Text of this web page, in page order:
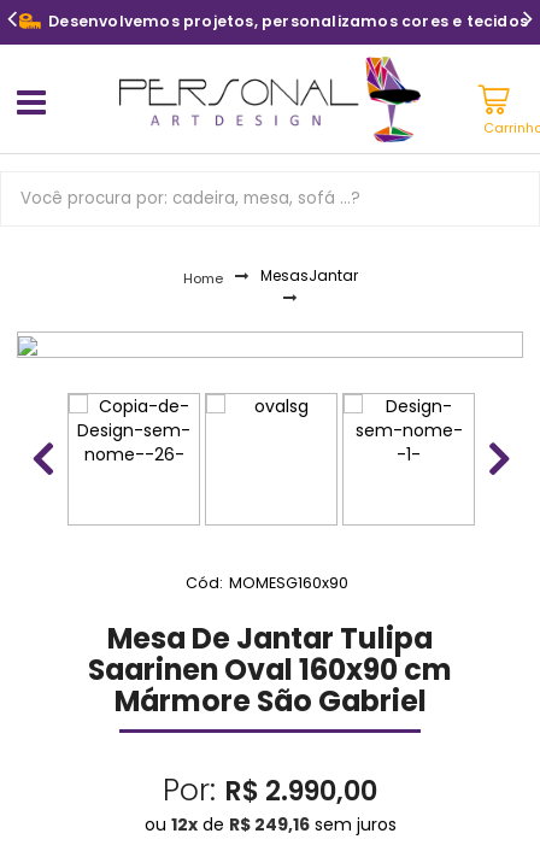
Desenvolvemos projetos, personalizamos cores e tecidos
Home MesasJantar
Cód: MOMESG160x90
Mesa De Jantar Tulipa
Saarinen Oval 160x90 cm
Mármore São Gabriel
Por: R$ 2.990,00
ou 12xde R$ 249,16sem juros